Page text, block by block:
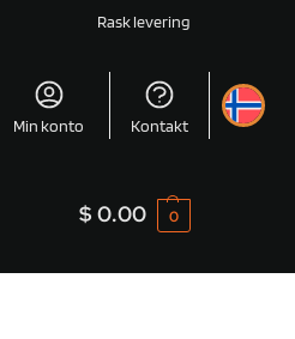
Rask levering
Min konto Kontakt
$ 0.00 0